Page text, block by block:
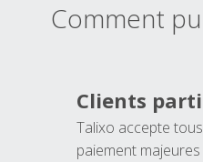
Comment
Clients
Talixo accepte
paiement